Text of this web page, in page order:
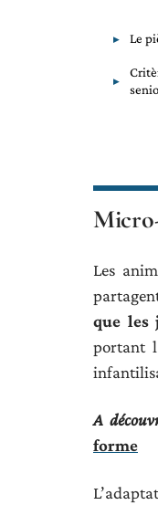
Le
Les
que les
portant
A
forme